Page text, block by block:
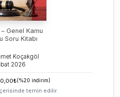
– Genel Kamu
Soru Kitabı
Koçakgöl
2026
₺(%20 indirim)
temin edilir.